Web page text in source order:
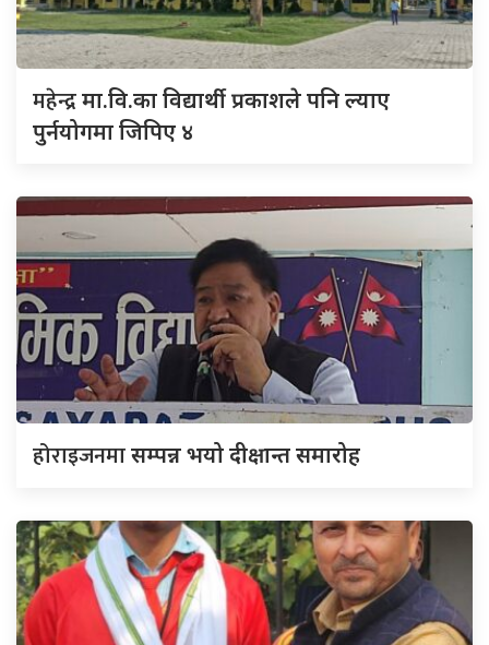
महेन्द्रमा.वि.का विद्यार्थी प्रकाशले पनि ल्याए
पुर्नयोगमा जिपिए ४
होराइजनमासम्पन्न भयो दीक्षान्त समारोह